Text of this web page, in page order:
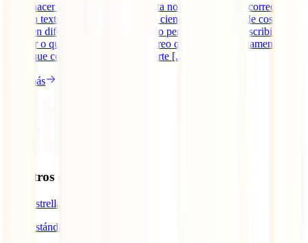
¿Qué hacer en Auroville? Quizá esta no sea la pregunta correcta
para un texto como este. He escrito cientos de artículos de cosas que
hacer en diferentes partes del mundo pero, a la hora de escribir sobre
qué ver o qué hacer en Auroville, creo que (aunque obviamente hay
cosas que comentar al respecto), parte [...]
Leer más
Nuestros seguros
IATI Estrella
IATI Estándar